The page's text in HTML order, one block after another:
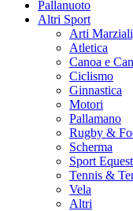
Pallanuoto
Altri Sport
Arti
Atletica
Canoa e
Ciclismo
Ginnastica
Motori
Pallamano
Rugby &
Scherma
Sport
Tennis &
Vela
Altri